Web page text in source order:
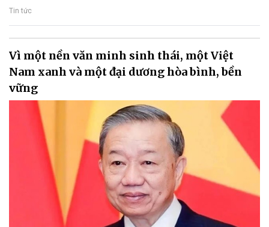
Tin tức
Vì một nền văn minh sinh thái, một Việt
Nam xanh và một đại dương hòa bình, bền
vững